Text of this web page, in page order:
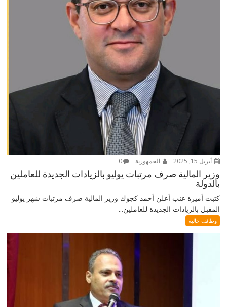
أبريل 15, 2025 الجمهورية 0
وزير المالية صرف مرتبات يوليو بالزيادات الجديدة للعاملين
بالدولة
كتبت أميرة عنب أعلن أحمد كجوك وزير المالية صرف مرتبات شهر يوليو
المقبل بالزيادات الجديدة للعاملين...
وظائف خالية